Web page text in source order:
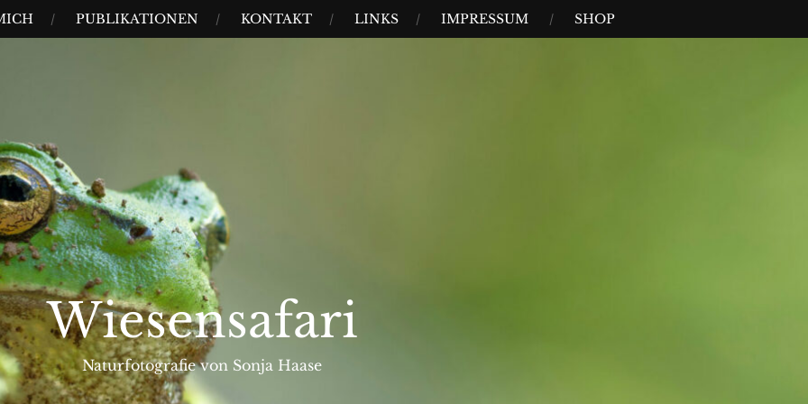
PUBLIKATIONEN KONTAKT LINKS IMPRESSUM SHOP
Wiesensafari
Naturfotografie von Sonja Haase